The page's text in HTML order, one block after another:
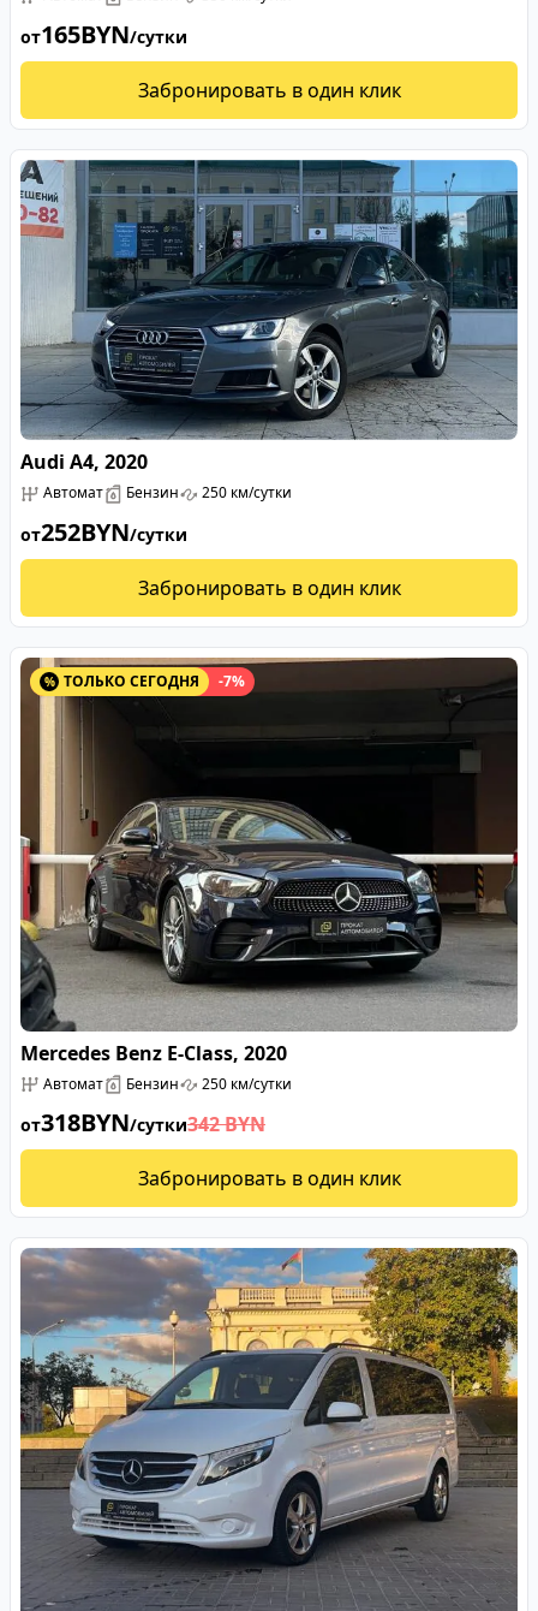
от165BYN/сутки
Забронировать в один клик
Audi A4, 2020
Автомат Бензин 250 км/сутки
от252BYN/сутки
Забронировать в один клик
Mercedes Benz E-Сlass, 2020
Автомат Бензин 250 км/сутки
% ТОЛЬКО СЕГОДНЯ -7%
от318BYN/сутки342BYN
Забронировать в один клик